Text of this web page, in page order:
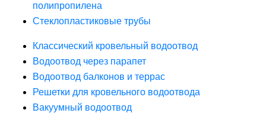
полипропилена
Стеклопластиковые трубы
Классический кровельный водоотвод
Водоотвод через парапет
Водоотвод балконов и террас
Решетки для кровельного водоотвода
Вакуумный водоотвод